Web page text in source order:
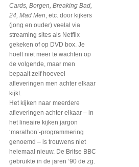
Cards, Borgen, Breaking Bad,
24, Mad Men, etc. door kijkers
(jong en ouder) veelal via
streaming sites als Netflix
gekeken of op DVD box. Je
hoeft niet meer te wachten op
de volgende, maar men
bepaalt zelf hoeveel
afleveringen men achter elkaar
kijkt.
Het kijken naar meerdere
afleveringen achter elkaar – in
het lineaire kijken jargon
‘marathon’-programmering
genoemd – is trouwens niet
helemaal nieuw. De Britse BBC
gebruikte in de jaren ‘90 de zg.